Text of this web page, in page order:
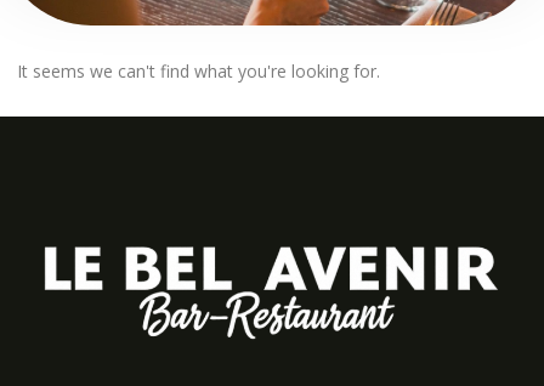
It seems we can't find what you're looking for.